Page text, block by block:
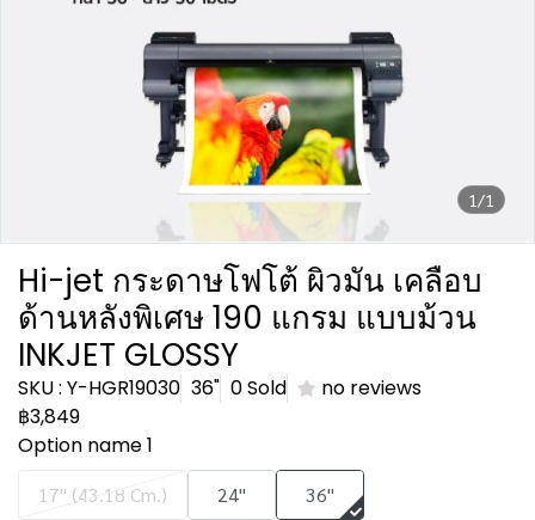
1/1
Hi-jet กระดาษโฟโต้ ผิวมัน เคลือบ
ด้านหลังพิเศษ 190 แกรม แบบม้วน
INKJET GLOSSY
SKU : Y-HGR19030 36" 0 Sold
no reviews
฿3,849
Option name 1
17" (43.18 Cm.) 24" 36"